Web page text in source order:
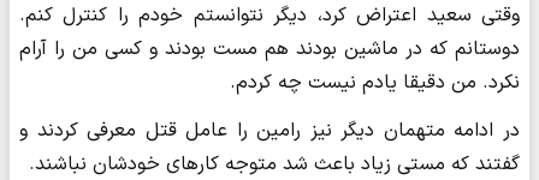
وقتی سعید اعتراض کرد، دیگر نتوانستم خودم را کنترل کنم.
دوستانم که در ماشین بودند هم مست بودند و کسی من را آرام
نکرد. من دقیقا یادم نیست چه کردم.
در ادامه متهمان دیگر نیز رامین را عامل قتل معرفی کردند و
گفتند که مستی زیاد باعث شد متوجه کارهای خودشان نباشند.